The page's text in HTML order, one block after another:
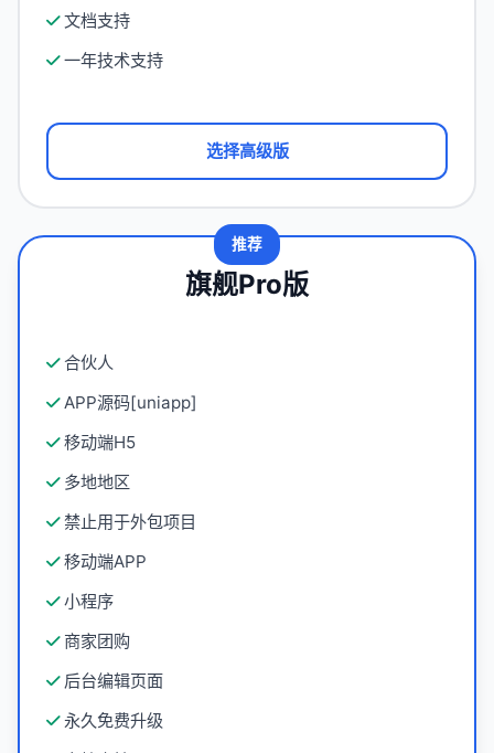
文档支持
一年技术支持
选择高级版
推荐
旗舰Pro版
合伙人
APP源码[uniapp]
移动端H5
多地地区
禁止用于外包项目
移动端APP
小程序
商家团购
后台编辑页面
永久免费升级